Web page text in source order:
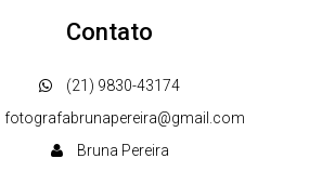
Contato
(21) 9830-43174
fotografabrunapereira@gmail.com
Bruna Pereira